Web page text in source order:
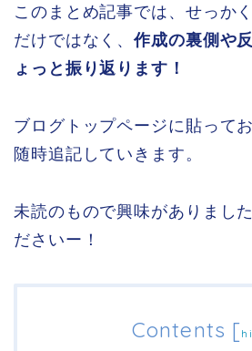
このまとめ記事では、せっか
だけではなく、作成の裏側や
ょっと振り返ります！
ブログトップページに貼って
随時追記していきます。
未読のもので興味がありまし
ださいー！
Contents [